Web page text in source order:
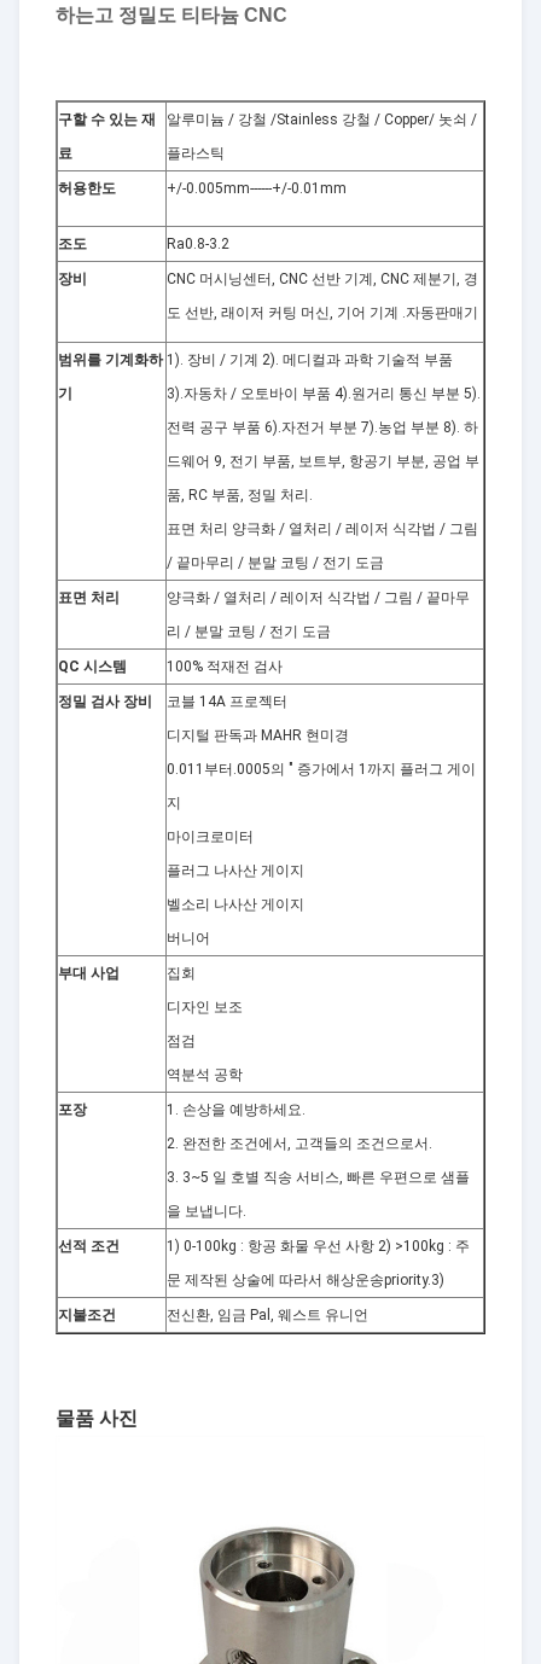
하는고 정밀도 티타늄 CNC
구할 수 있는 재
료
알루미늄 / 강철 /Stainless 강철 / Copper/ 놋쇠 /
플라스틱
허용한도 +/-0.005mm------+/-0.01mm
조도 Ra0.8-3.2
장비
CNC 머시닝센터, CNC 선반 기계, CNC 제분기, 경
도 선반, 래이저 커팅 머신, 기어 기계 .자동판매기
범위를 기계화하
기
1). 장비 / 기계 2). 메디컬과 과학 기술적 부품
3).자동차 / 오토바이 부품 4).원거리 통신 부분 5).
전력 공구 부품 6).자전거 부분 7).농업 부분 8). 하
드웨어 9, 전기 부품, 보트부, 항공기 부분, 공업 부
품, RC 부품, 정밀 처리.
표면 처리 양극화 / 열처리 / 레이저 식각법 / 그림
/ 끝마무리 / 분말 코팅 / 전기 도금
표면 처리
양극화 / 열처리 / 레이저 식각법 / 그림 / 끝마무
리 / 분말 코팅 / 전기 도금
QC 시스템 100% 적재전 검사
정밀 검사 장비
코블 14A 프로젝터
디지털 판독과 MAHR 현미경
0.011부터.0005의 " 증가에서 1까지 플러그 게이
지
마이크로미터
플러그 나사산 게이지
벨소리 나사산 게이지
버니어
부대 사업
집회
디자인 보조
점검
역분석 공학
포장
1. 손상을 예방하세요.
2. 완전한 조건에서, 고객들의 조건으로서.
3. 3~5 일 호별 직송 서비스, 빠른 우편으로 샘플
을 보냅니다.
선적 조건
1) 0-100kg : 항공 화물 우선 사항 2) >100kg : 주
문 제작된 상술에 따라서 해상운송priority.3)
지불조건 전신환, 임금 Pal, 웨스트 유니언
물품 사진